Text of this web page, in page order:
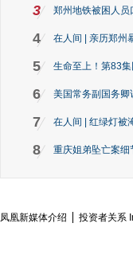
3 郑州地铁被困人
4 在人间 | 亲历郑州
5 生命至上！第83
6 美国常务副国务卿
7 在人间 | 红绿灯被
8 重庆姐弟坠亡案细
凤凰新媒体介绍 投资者关系